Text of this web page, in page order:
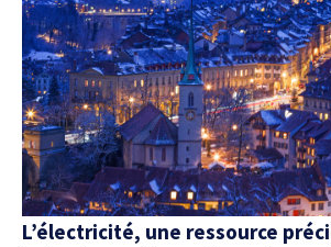
L’électricité, une ressource